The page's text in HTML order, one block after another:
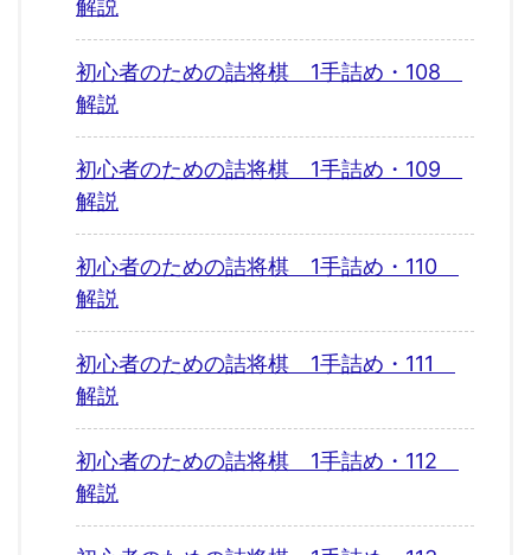
解説
初心者のための詰将棋 1手詰め・108
解説
初心者のための詰将棋 1手詰め・109
解説
初心者のための詰将棋 1手詰め・110
解説
初心者のための詰将棋 1手詰め・111
解説
初心者のための詰将棋 1手詰め・112
解説